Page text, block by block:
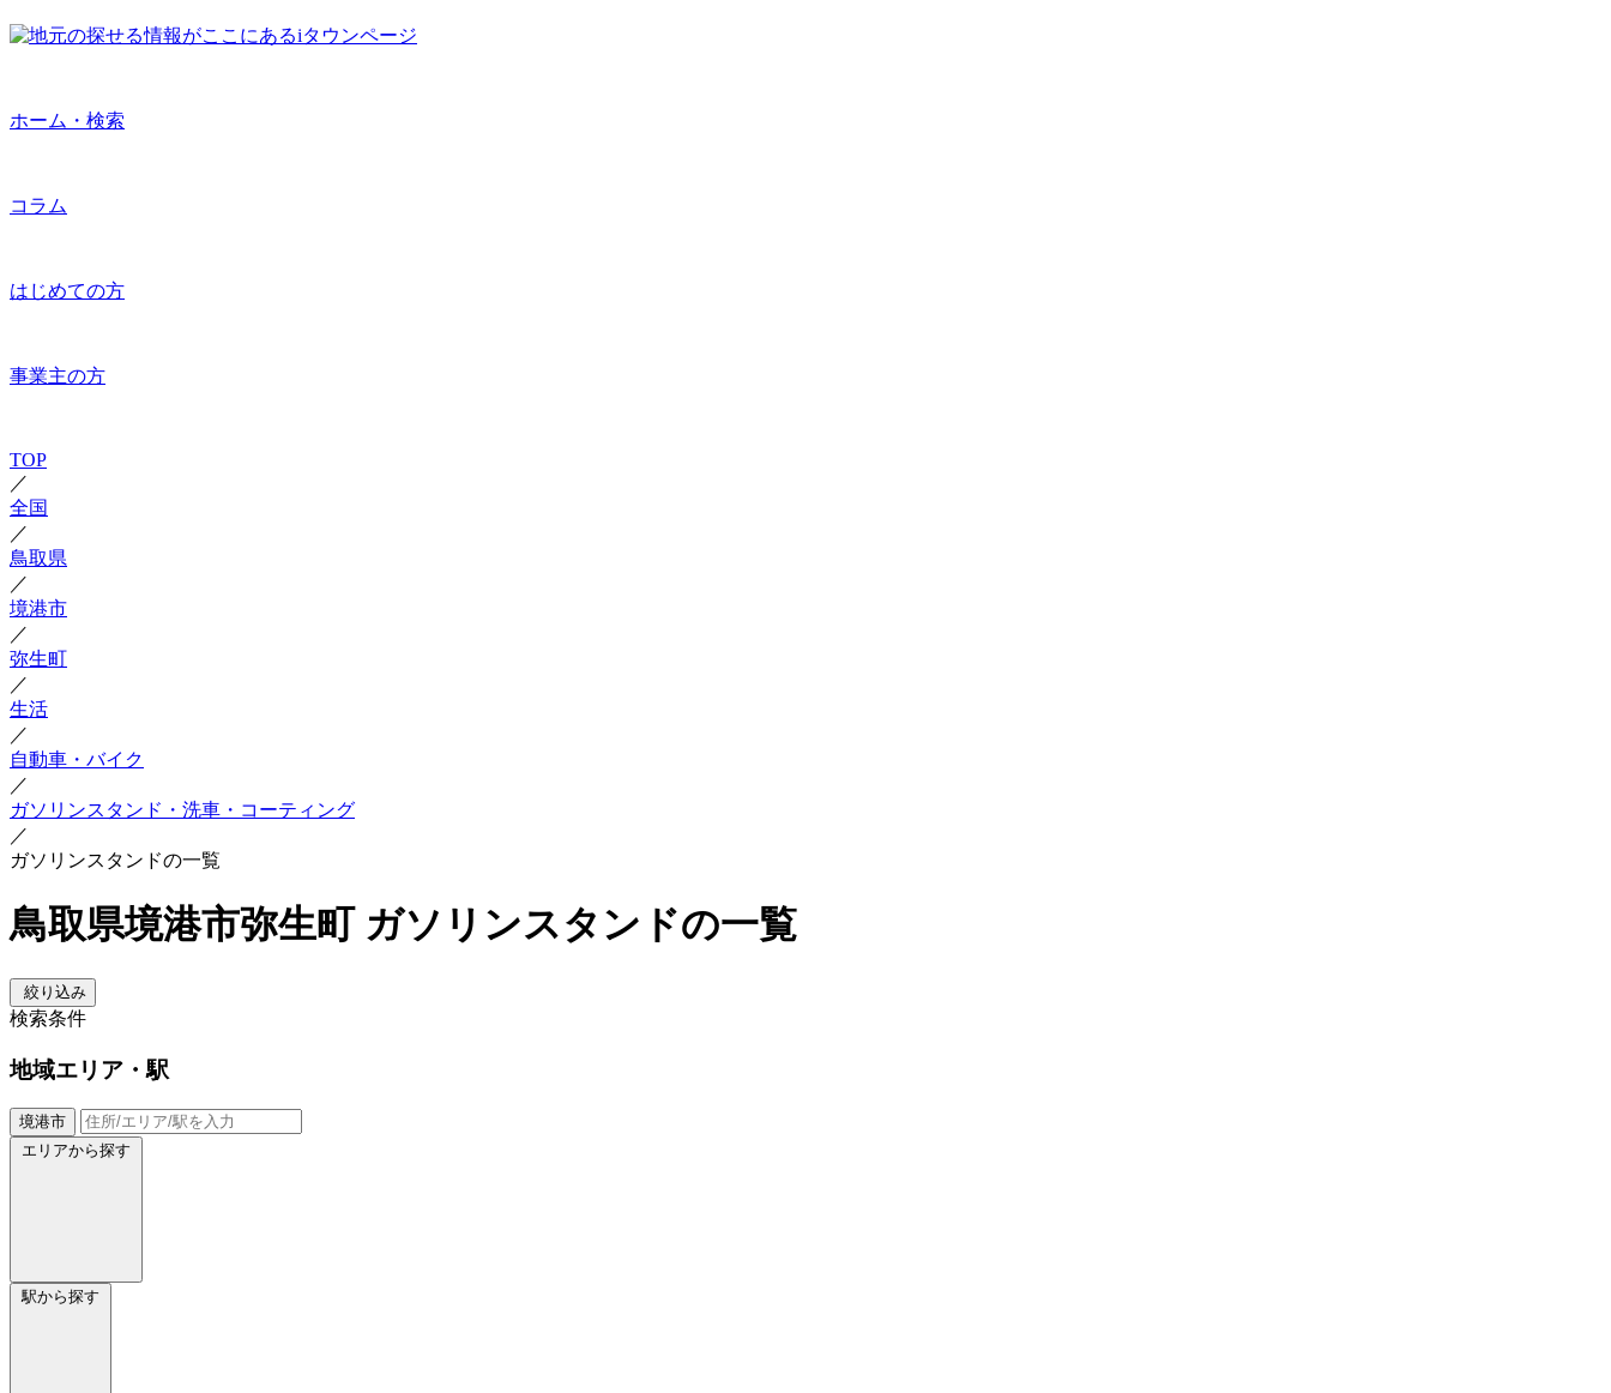
ホーム・検索
コラム
はじめての方
事業主の方
TOP
／
全国
／
鳥取県
／
境港市
／
弥生町
／
生活
／
自動車・バイク
／
ガソリンスタンド・洗車・コーティング
／
ガソリンスタンドの一覧
鳥取県境港市弥生町 ガソリンスタンドの一覧
絞り込み
検索条件
地域エリア・駅
境港市
エリアから探す
駅から探す